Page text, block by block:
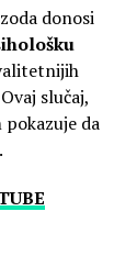
donosi
slučaj,
da